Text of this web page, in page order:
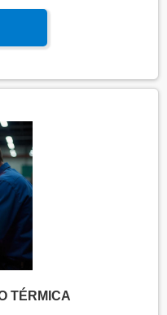
qualificação
aos requisitos
segurança
TÉRMICA